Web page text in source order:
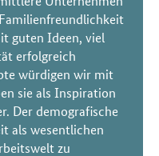
guten Ideen, viel
erfolgreich
würdigen wir mit
sie als Inspiration
Der demografische
als wesentlichen
zu